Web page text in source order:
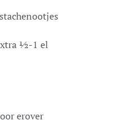
½-1 el
erover